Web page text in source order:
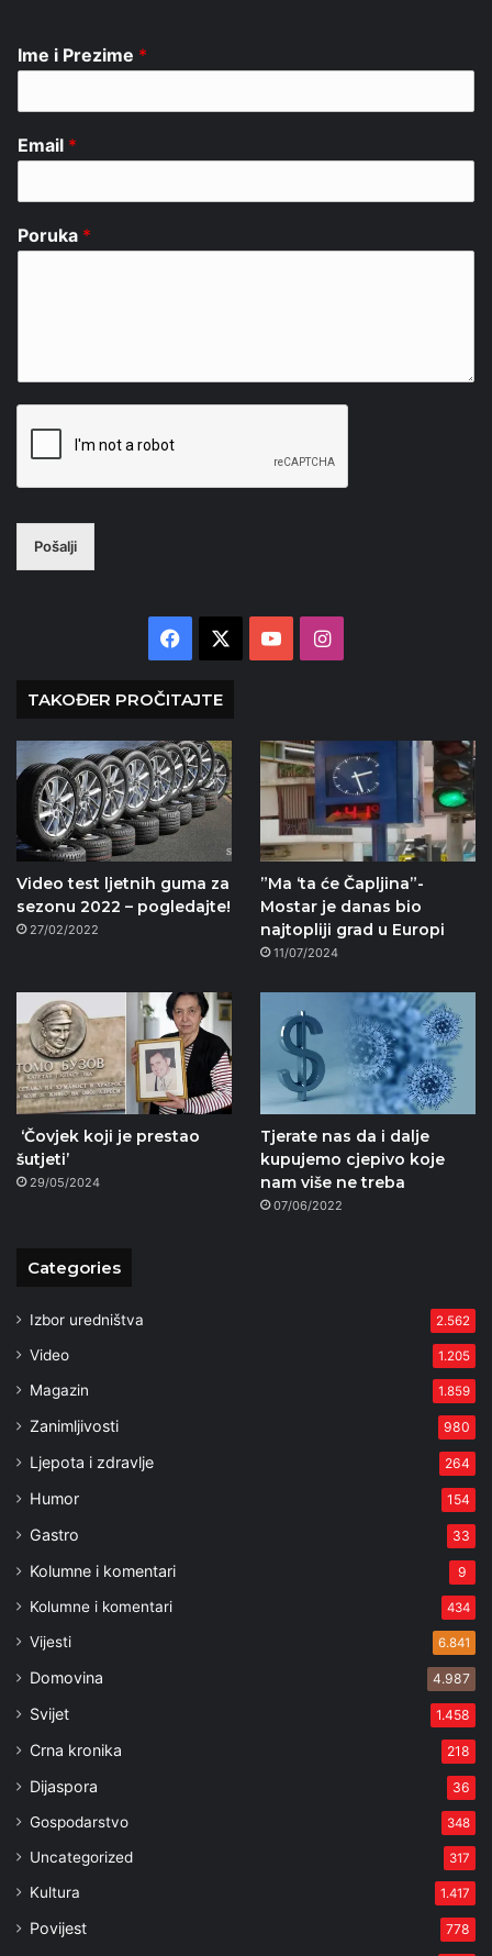
Ime i Prezime *
Email *
Poruka *
Pošalji
Facebook YouTubeInstagram
TAKOĐER PROČITAJTE
Video test ljetnih guma za
sezonu 2022 – pogledajte!
27/02/2022
”Ma ‘ta će Čapljina”-
Mostar je danas bio
najtopliji grad u Europi
11/07/2024
‘Čovjek koji je prestao
šutjeti’
29/05/2024
Tjerate nas da i dalje
kupujemo cjepivo koje
nam više ne treba
07/06/2022
Categories
Izbor uredništva 2.562
Video 1.205
Magazin 1.859
Zanimljivosti 980
Ljepota i zdravlje 264
Humor 154
Gastro 33
Kolumne i komentari 9
Kolumne i komentari 434
Vijesti 6.841
Domovina 4.987
Svijet 1.458
Crna kronika 218
Dijaspora 36
Gospodarstvo 348
Uncategorized 317
Kultura 1.417
Povijest 778